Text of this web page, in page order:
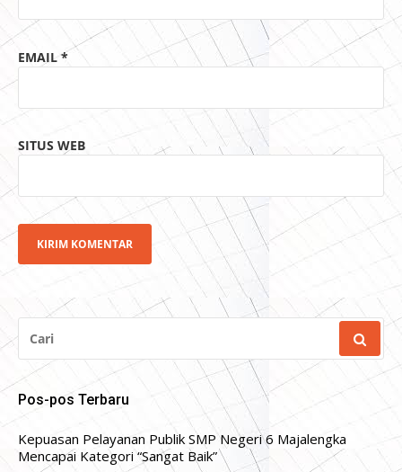
EMAIL*
SITUS WEB
UNTUK:
Pos-pos Terbaru
Kepuasan Pelayanan Publik SMP Negeri 6 Majalengka
Mencapai Kategori “Sangat Baik”